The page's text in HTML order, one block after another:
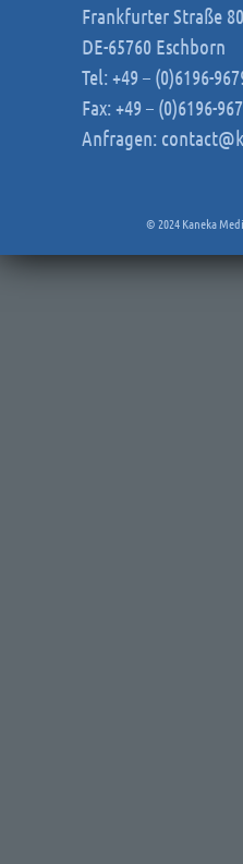
Frankfurter Straße
DE-65760 Eschborn
Tel: +49 – (0)6196-
Fax: +49 – (0)6196-
Anfragen:
© 2024 Kaneka